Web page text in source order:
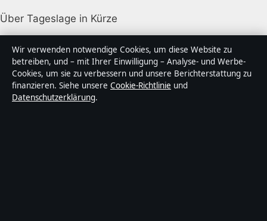
Über Tageslage in Kürze
Tageslage ist ein unabhängiger digitaler
Nachrichtenanbieter mit Fokus auf Politik, Wirtschaft,
Technik und Gesellschaft in Deutschland. Jeder Artikel
trägt eine Byline, wird von einem Redakteur geprüft
und vor der Veröffentlichung faktengecheckt.
Wir verwenden notwendige Cookies, um diese Website zu
betreiben, und – mit Ihrer Einwilligung – Analyse- und Werbe-
Cookies, um sie zu verbessern und unsere Berichterstattung zu
finanzieren. Siehe unsere Cookie-Richtlinie und
Datenschutzerklärung.